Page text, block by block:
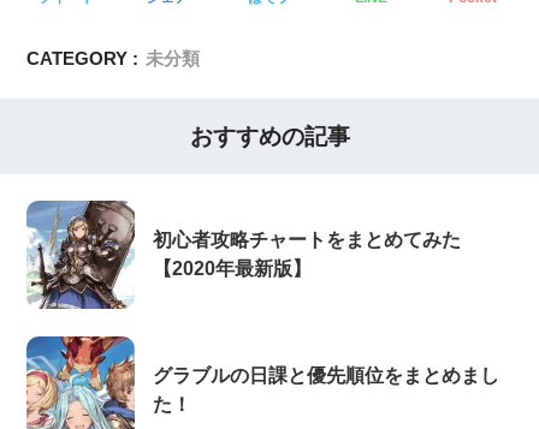
CATEGORY : 未分類
おすすめの記事
初心者攻略チャートをまとめてみた
【2020年最新版】
グラブルの日課と優先順位をまとめまし
た！